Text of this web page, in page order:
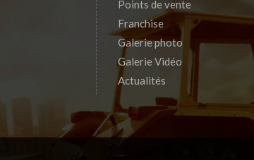
Points de vente
Franchise
Galerie photo
Galerie Vidéo
Actualités